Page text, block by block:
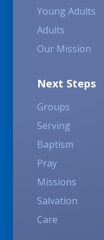
Young Adults
Adults
Our Mission
Next Steps
Groups
Serving
Baptism
Pray
Missions
Salvation
Care